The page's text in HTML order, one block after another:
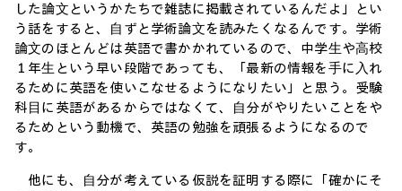
した論⽂というかたちで雑誌に掲載されているんだよ」とい
う話をすると、⾃ずと学術論⽂を読みたくなるんです。学術
論⽂のほとんどは英語で書かかれているので、中学⽣や⾼校
１年⽣という早い段階であっても、「最新の情報を⼿に⼊れ
るために英語を使いこなせるようになりたい」と思う。受験
科⽬に英語があるからではなくて、⾃分がやりたいことをや
るためという動機で、英語の勉強を頑張るようになるので
す。
他にも、⾃分が考えている仮説を証明する際に「確かにそ